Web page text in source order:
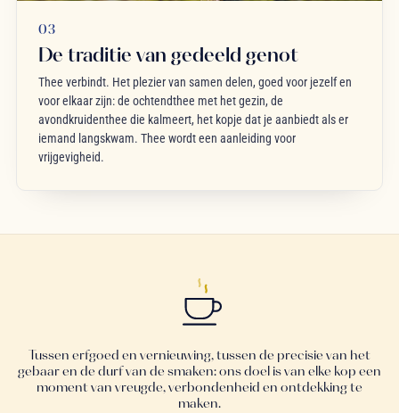
03
De traditie van gedeeld genot
Thee verbindt. Het plezier van samen delen, goed voor jezelf en
voor elkaar zijn: de ochtendthee met het gezin, de
avondkruidenthee die kalmeert, het kopje dat je aanbiedt als er
iemand langskwam. Thee wordt een aanleiding voor
vrijgevigheid.
Tussen erfgoed en vernieuwing, tussen de precisie van het
gebaar en de durf van de smaken: ons doel is van elke kop een
moment van vreugde, verbondenheid en ontdekking te
maken.